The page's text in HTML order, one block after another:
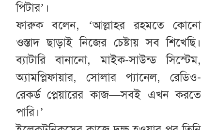
পিটার’।
ফারুক বলেন, ‘আল্লাহর রহমতে কোনো
ওস্তাদ ছাড়াই নিজের চেষ্টায় সব শিখেছি।
ব্যাটারি বানানো, মাইক-সাউন্ড সিস্টেম,
অ্যামপ্লিফায়ার, সোলার প্যানেল, রেডিও-
রেকর্ড প্লেয়ারের কাজ—সবই এখন করতে
পারি।’